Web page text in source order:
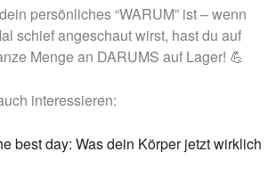
persönliches “WARUM” ist – wenn
schief angeschaut wirst, hast du auf
Menge an DARUMS auf Lager! 💪
interessieren:
best day: Was dein Körper jetzt wirklich